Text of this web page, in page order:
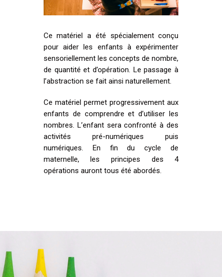
Ce matériel a été spécialement conçu
pour aider les enfants à expérimenter
sensoriellement les concepts de nombre,
de quantité et d’opération. Le passage à
l’abstraction se fait ainsi naturellement.
Ce matériel permet progressivement aux
enfants de comprendre et d’utiliser les
nombres. L’enfant sera confronté à des
activités pré-numériques puis
numériques. En fin du cycle de
maternelle, les principes des 4
opérations auront tous été abordés.